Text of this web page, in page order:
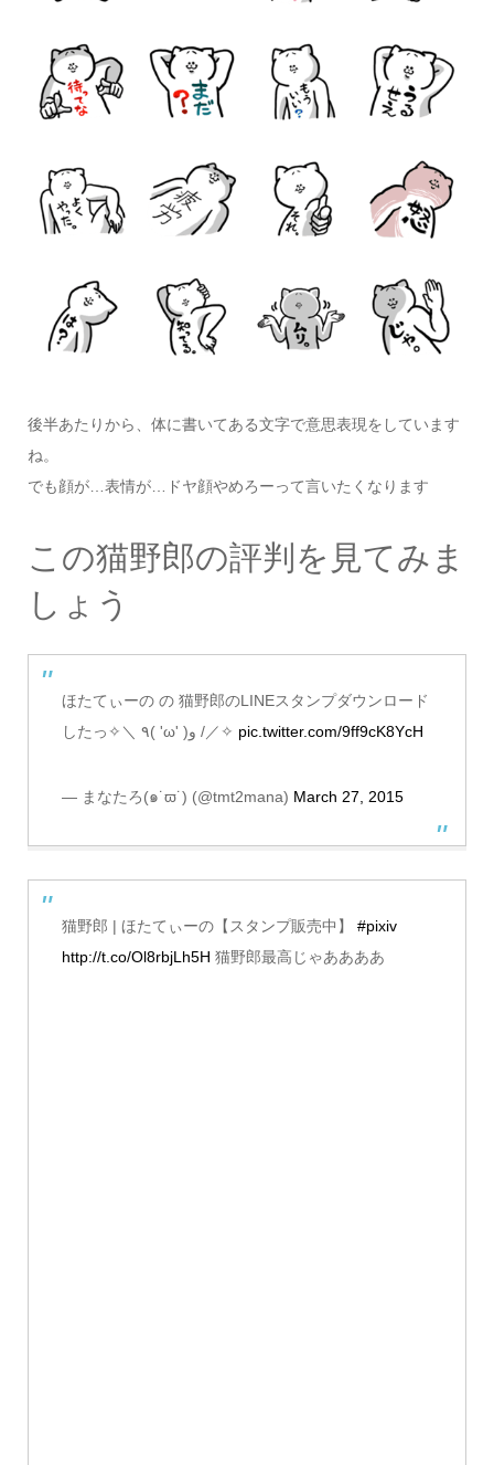
後半あたりから、体に書いてある文字で意思表現をしています
ね。
でも顔が…表情が…ドヤ顔やめろーって言いたくなります
この猫野郎の評判を見てみま
しょう
ほたてぃーの の 猫野郎のLINEスタンプダウンロード
したっ✧＼ ٩( 'ω' )و /／✧ pic.twitter.com/9ff9cK8YcH
— まなたろ(๑˙ϖ˙) (@tmt2mana) March 27, 2015
猫野郎 | ほたてぃーの【スタンプ販売中】 #pixiv
http://t.co/Ol8rbjLh5H 猫野郎最高じゃああああ